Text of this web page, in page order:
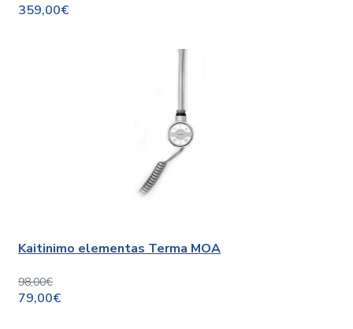
359,00€
Kaitinimo elementas Terma MOA
98,00€
79,00€